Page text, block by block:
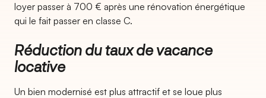
loyer passer à 700 € après une rénovation énergétique
qui le fait passer en classe C.
Réduction du taux de vacance
locative
Un bien modernisé est plus attractif et se loue plus